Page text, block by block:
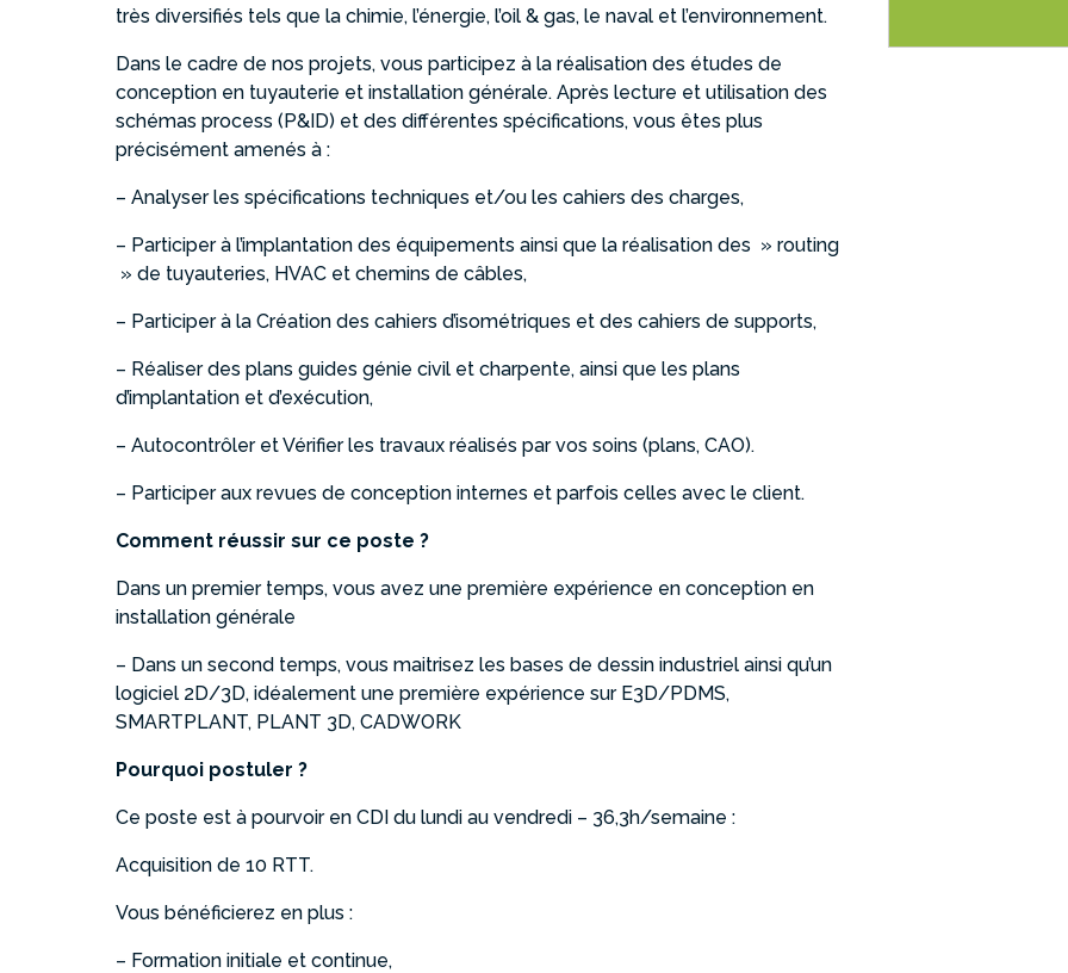
très diversifiés tels que la chimie, l’énergie, l’oil & gas, le naval et l’environnement.
Dans le cadre de nos projets, vous participez à la réalisation des études de
conception en tuyauterie et installation générale. Après lecture et utilisation des
schémas process (P&ID) et des différentes spécifications, vous êtes plus
précisément amenés à :
– Analyser les spécifications techniques et/ou les cahiers des charges,
– Participer à l’implantation des équipements ainsi que la réalisation des » routing
» de tuyauteries, HVAC et chemins de câbles,
– Participer à la Création des cahiers d’isométriques et des cahiers de supports,
– Réaliser des plans guides génie civil et charpente, ainsi que les plans
d’implantation et d’exécution,
– Autocontrôler et Vérifier les travaux réalisés par vos soins (plans, CAO).
– Participer aux revues de conception internes et parfois celles avec le client.
Comment réussir sur ce poste ?
Dans un premier temps, vous avez une première expérience en conception en
installation générale
– Dans un second temps, vous maitrisez les bases de dessin industriel ainsi qu’un
logiciel 2D/3D, idéalement une première expérience sur E3D/PDMS,
SMARTPLANT, PLANT 3D, CADWORK
Pourquoi postuler ?
Ce poste est à pourvoir en CDI du lundi au vendredi – 36,3h/semaine :
Acquisition de 10 RTT.
Vous bénéficierez en plus :
– Formation initiale et continue,